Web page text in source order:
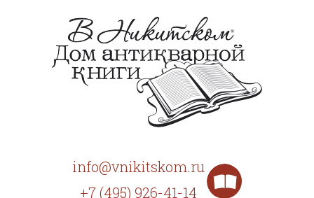
info@vnikitskom.ru
+7 (495) 926-41-14